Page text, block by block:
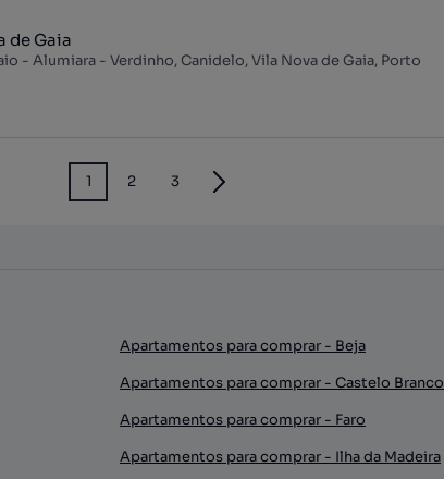
de Gaia
- Alumiara - Verdinho, Canidelo, Vila Nova de Gaia, Porto
1 2 3
Apartamentos para comprar - Beja
Apartamentos para comprar - Castelo Branco
Apartamentos para comprar - Faro
Apartamentos para comprar - Ilha da Madeira